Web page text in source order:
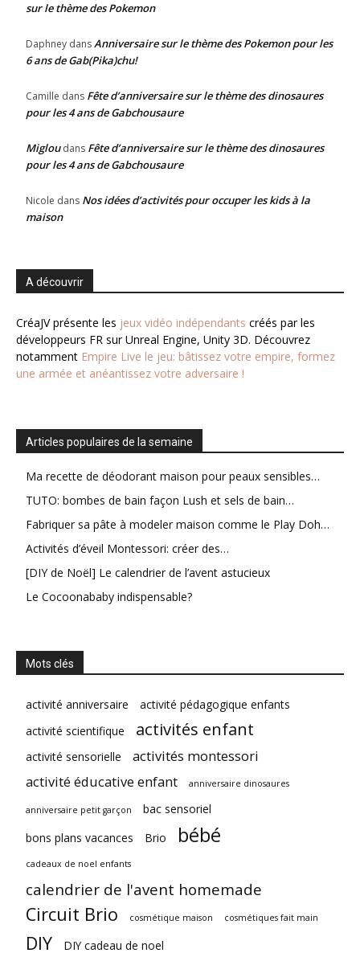
sur le thème des Pokemon
Daphney dansAnniversaire sur le thème des Pokemon pour les
6 ans de Gab(Pika)chu!
Camille dans Fête d’anniversaire sur le thème des dinosaures
pour les 4 ans de Gabchousaure
Migloudans Fête d’anniversaire sur le thème des dinosaures
pour les 4 ans de Gabchousaure
Nicole dans Nos idées d’activités pour occuper les kids à la
maison
A découvrir
CréaJV présente les jeux vidéo indépendants créés par les
développeurs FR sur Unreal Engine, Unity 3D. Découvrez
notamment Empire Live le jeu: bâtissez votre empire, formez
une armée et anéantissez votre adversaire !
Articles populaires de la semaine
Ma recette de déodorant maison pour peaux sensibles…
TUTO: bombes de bain façon Lush et sels de bain…
Fabriquer sa pâte à modeler maison comme le Play Doh…
Activités d’éveil Montessori: créer des…
[DIY de Noël] Le calendrier de l’avent astucieux
Le Cocoonababy indispensable?
Mots clés
activité anniversaire
activité pédagogique enfants
activité scientifique
activités enfant
activité sensorielle
activités montessori
activité éducative enfant
anniversaire dinosaures
anniversaire petit garçon
bac sensoriel
bons plans vacances
Brio bébé
cadeaux de noel enfants
calendrier de l'avent homemade
Circuit Brio cosmétique maison cosmétiques fait main
DIY DIY cadeau de noel